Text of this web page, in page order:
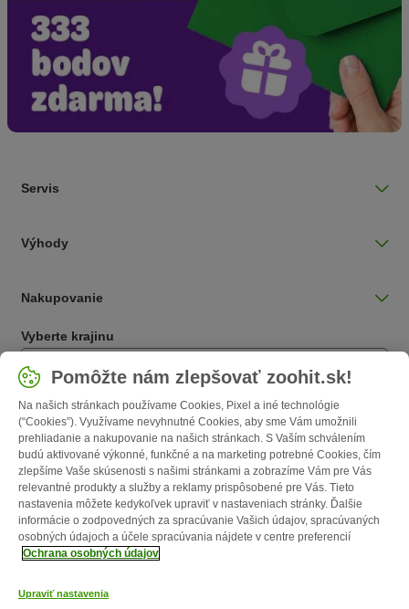
Servis
Výhody
Nakupovanie
Vyberte krajinu
Slovensko / SK
Follow zooplus
O nás Kariéra
Pomôžte nám zlepšovať zoohit.sk!
Na našich stránkach používame Cookies, Pixel a iné technológie
(“Cookies”). Využívame nevyhnutné Cookies, aby sme Vám umožnili
prehliadanie a nakupovanie na našich stránkach. S Vaším schválením
budú aktivované výkonné, funkčné a na marketing potrebné Cookies, čím
zlepšíme Vaše skúsenosti s našimi stránkami a zobrazíme Vám pre Vás
relevantné produkty a služby a reklamy prispôsobené pre Vás. Tieto
nastavenia môžete kedykoľvek upraviť v nastaveniach stránky. Ďalšie
informácie o zodpovedných za spracúvanie Vašich údajov, spracúvaných
osobných údajoch a účele spracúvania nájdete v centre preferencií
Ochrana osobných údajov
Upraviť nastavenia